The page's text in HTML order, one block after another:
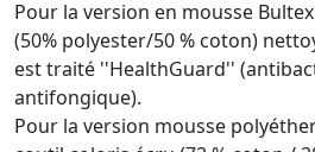
Pour la version en mousse
(50% polyester/50 % coton)
est traité ''HealthGuard''
antifongique).
Pour la version mousse